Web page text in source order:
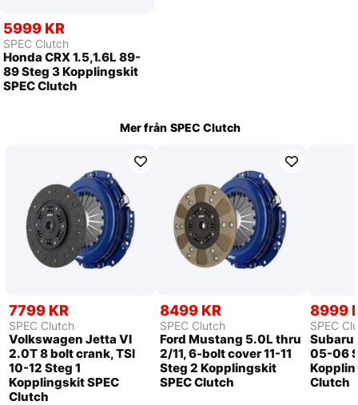
5999 KR
SPEC Clutch
Honda CRX 1.5,1.6L 89-
89 Steg 3 Kopplingskit
SPEC Clutch
Mer från SPEC Clutch
7799 KR
SPEC Clutch
Volkswagen Jetta VI
2.0T 8 bolt crank, TSI
10-12 Steg 1
Kopplingskit SPEC
Clutch
8499 KR
SPEC Clutch
Ford Mustang 5.0L thru
2/11, 6-bolt cover 11-11
Steg 2 Kopplingskit
SPEC Clutch
8999
SPEC
Subaru
05-06
Clutch